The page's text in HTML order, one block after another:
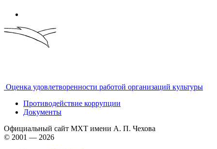
Оценка удовлетворенности работой организаций культуры
Противодействие коррупции
Документы
Официальный сайт МХТ имени А. П. Чехова
© 2001 — 2026